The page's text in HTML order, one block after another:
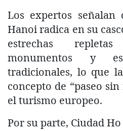
​Los expertos
Hanoi radica en su
estrechas
monumentos y
tradicionales, lo que
concepto de “paseo
el turismo europeo.
Por su parte, Ciudad